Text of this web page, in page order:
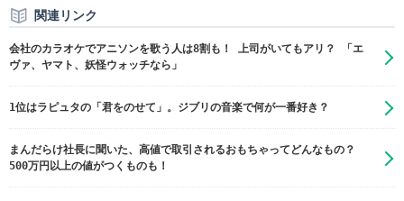
関連リンク
会社のカラオケでアニソンを歌う人は8割も！ 上司がいてもアリ？ 「エ
ヴァ、ヤマト、妖怪ウォッチなら」
1位はラピュタの「君をのせて」。ジブリの音楽で何が一番好き？
まんだらけ社長に聞いた、高値で取引されるおもちゃってどんなもの？
500万円以上の値がつくものも！